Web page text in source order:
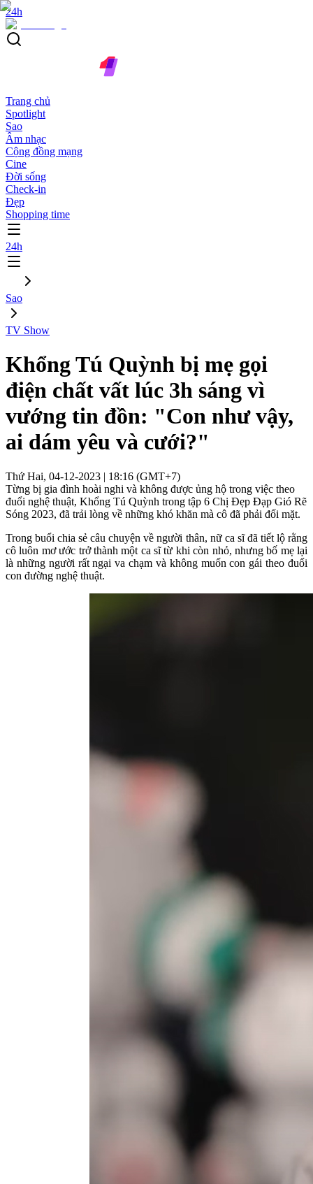
24h
Trang chủ
Spotlight
Sao
Âm nhạc
Cộng đồng mạng
Cine
Đời sống
Check-in
Đẹp
Shopping time
24h
Sao
TV Show
Khổng Tú Quỳnh bị mẹ gọi
điện chất vất lúc 3h sáng vì
vướng tin đồn: "Con như vậy,
ai dám yêu và cưới?"
Thứ Hai, 04-12-2023 | 18:16 (GMT+7)
Từng bị gia đình hoài nghi và không được ủng hộ trong việc theo
đuổi nghệ thuật, Khổng Tú Quỳnh trong tập 6 Chị Đẹp Đạp Gió Rẽ
Sóng 2023, đã trải lòng về những khó khăn mà cô đã phải đối mặt.
Trong buổi chia sẻ câu chuyện về người thân, nữ ca sĩ đã tiết lộ rằng
cô luôn mơ ước trở thành một ca sĩ từ khi còn nhỏ, nhưng bố mẹ lại
là những người rất ngại va chạm và không muốn con gái theo đuổi
con đường nghệ thuật.